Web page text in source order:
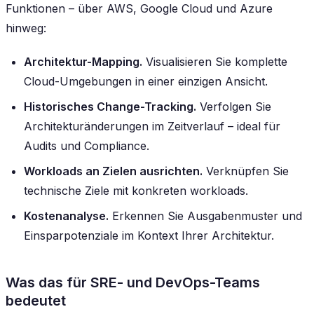
Funktionen – über AWS, Google Cloud und Azure
hinweg:
Architektur-Mapping. Visualisieren Sie komplette
Cloud-Umgebungen in einer einzigen Ansicht.
Historisches Change-Tracking. Verfolgen Sie
Architekturänderungen im Zeitverlauf – ideal für
Audits und Compliance.
Workloads an Zielen ausrichten. Verknüpfen Sie
technische Ziele mit konkreten workloads.
Kostenanalyse. Erkennen Sie Ausgabenmuster und
Einsparpotenziale im Kontext Ihrer Architektur.
Was das für SRE- und DevOps-Teams
bedeutet